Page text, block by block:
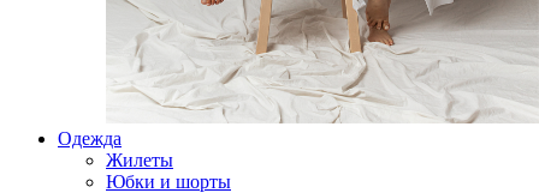
Одежда
Жилеты
Юбки и шорты